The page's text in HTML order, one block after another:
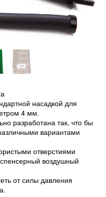
насадкой для
4 мм.
разработана так, что бы
вариантами
отверстиями
воздушный
от силы давления